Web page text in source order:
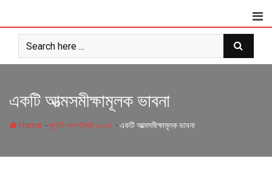
content
একটি আত্মসমীক্ষামূলক ভাবনা
Home -জুলাই-সেপ্টেম্বর ২০২৪ -একটি আত্মসমীক্ষামূলক ভাবনা